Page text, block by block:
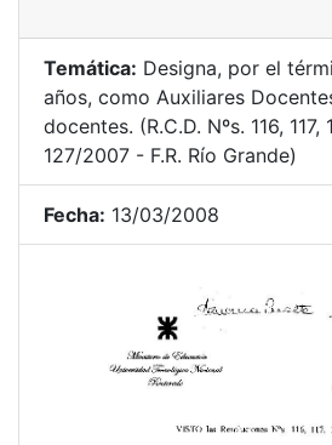
Temática: Designa, por el
años, como Auxiliares
docentes. (R.C.D. Nºs. 116, 117,
127/2007 - F.R. Río Grande)
Fecha: 13/03/2008